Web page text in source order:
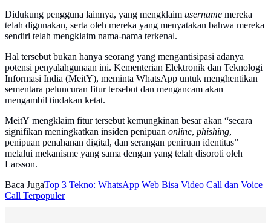
Didukung pengguna lainnya, yang mengklaim username mereka
telah digunakan, serta oleh mereka yang menyatakan bahwa mereka
sendiri telah mengklaim nama-nama terkenal.
Hal tersebut bukan hanya seorang yang mengantisipasi adanya
potensi penyalahgunaan ini. Kementerian Elektronik dan Teknologi
Informasi India (MeitY), meminta WhatsApp untuk menghentikan
sementara peluncuran fitur tersebut dan mengancam akan
mengambil tindakan ketat.
MeitY mengklaim fitur tersebut kemungkinan besar akan “secara
signifikan meningkatkan insiden penipuan online, phishing,
penipuan penahanan digital, dan serangan peniruan identitas”
melalui mekanisme yang sama dengan yang telah disoroti oleh
Larsson.
Baca JugaTop 3 Tekno: WhatsApp Web Bisa Video Call dan Voice
Call Terpopuler